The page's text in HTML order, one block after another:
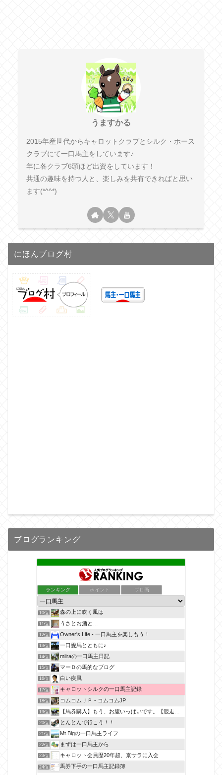
うますかる
2015年産世代からキャロットクラブとシルク・ホース
クラブにて一口馬主をしています♪
年に各クラブ6頭ほど出資をしています！
共通の趣味を持つ人と、楽しみを共有できればと思い
ます(*^^*)
にほんブログ村
ブログランキング
ランキング ポイント ブロ画
10位 森の上に吹く風は
11位 うさとお酒と…
12位 Owner's Life - 一口馬主を楽しもう！
13位 一口愛馬とともに♪
14位 miiraの一口馬主日記
15位 マーＤの馬的なブログ
16位 白い疾風
17位 キャロットシルクの一口馬主記録
18位 コムコムＪＰ - コムコムJP
19位 【馬券購入】もう、お腹いっぱいです。【競走馬出資】
20位 とんとんで行こう！！
21位 Mt.Bigの一口馬主ライフ
22位 まずは一口馬主から
23位 キャロット会員歴20年超、京サラに入会
24位 馬券下手の一口馬主記録簿